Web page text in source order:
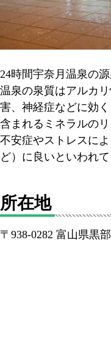
24時間宇奈月温泉の
温泉の泉質はアルカ
害、神経症などに効
含まれるミネラルの
不安症やストレスに
ど）に良いといわれて
所在地
〒938-0282 富山県黒